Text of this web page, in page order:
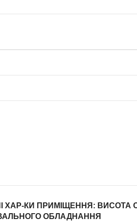
ХАР-КИ ПРИМІЩЕННЯ: ВИСОТА
ОБЛАДНАННЯ